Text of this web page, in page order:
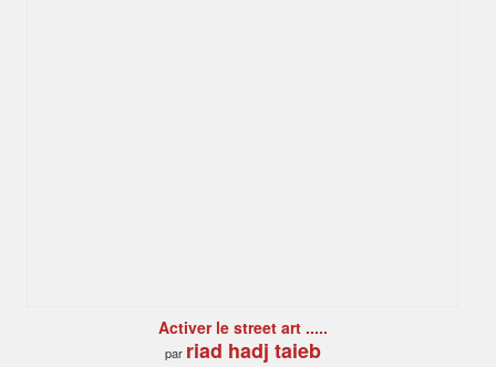
Activer le street art .....
par riad hadj taieb